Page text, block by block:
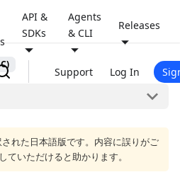
API &
SDKs
Agents
& CLI
Releases
Support Log In
れた日本語版です。内容に誤りがご
ていただけると助かります。